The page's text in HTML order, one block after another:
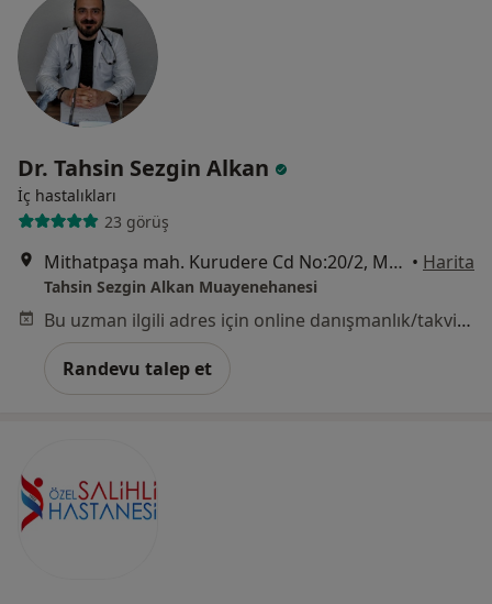
Dr. Tahsin Sezgin Alkan
İç hastalıkları
23 görüş
Mithatpaşa mah. Kurudere Cd No:20/2, Manisa • Harita
Tahsin Sezgin Alkan Muayenehanesi
Bu uzman ilgili adres için online danışmanlık/takvim sunmuyor.
Randevu talep et